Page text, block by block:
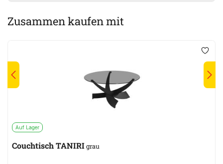
Zusammen kaufen mit
Auf Lager
Couchtisch TANIRIgrau